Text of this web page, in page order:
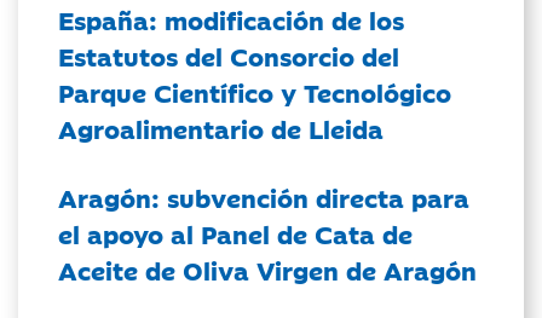
España: modificación de los
Estatutos del Consorcio del
Parque Científico y Tecnológico
Agroalimentario de Lleida
Aragón: subvención directa para
el apoyo al Panel de Cata de
Aceite de Oliva Virgen de Aragón